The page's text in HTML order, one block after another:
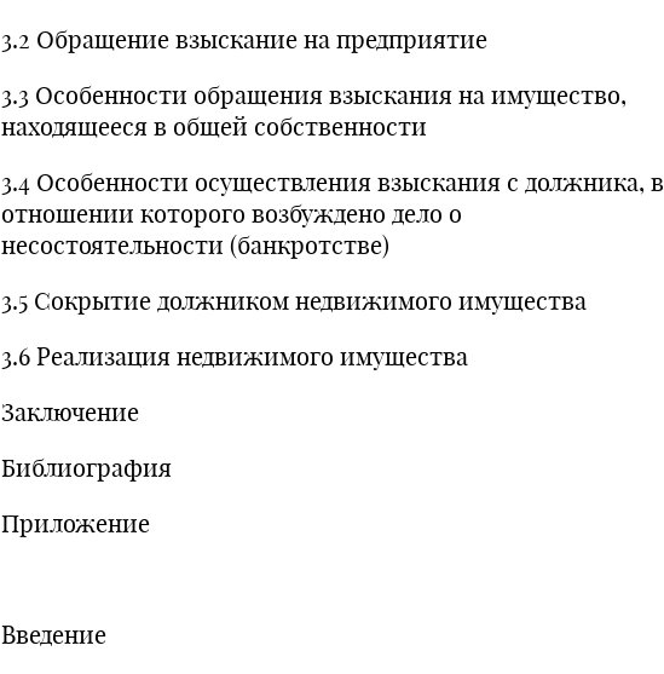
3.2 Обращение взыскание на предприятие
3.3 Особенности обращения взыскания на имущество,
находящееся в общей собственности
3.4 Особенности осуществления взыскания с должника, в
отношении которого возбуждено дело о
несостоятельности (банкротстве)
3.5 Сокрытие должником недвижимого имущества
3.6 Реализация недвижимого имущества
Заключение
Библиография
Приложение
Введение